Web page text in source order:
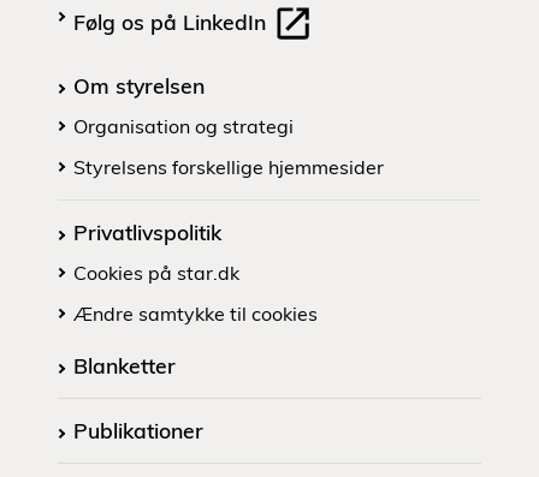
Følg os på LinkedIn
Om styrelsen
Organisation og strategi
Styrelsens forskellige hjemmesider
Privatlivspolitik
Cookies på star.dk
Ændre samtykke til cookies
Blanketter
Publikationer